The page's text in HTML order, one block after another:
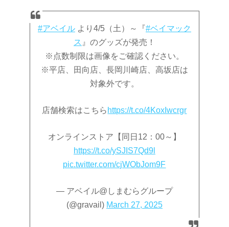
#アベイルより4/5（土）～『#ベイマック
ス 』のグッズが発売！
※点数制限は画像をご確認ください。
※平店、田向店、長岡川崎店、高坂店は
対象外です。
店舗検索はこちら https://t.co/4KoxIwcrgr
オンラインストア【同日12：00～】
https://t.co/ySJIS7Qd9l
pic.twitter.com/cjWObJom9F
— アベイル@しまむらグループ
(@gravail) March 27, 2025